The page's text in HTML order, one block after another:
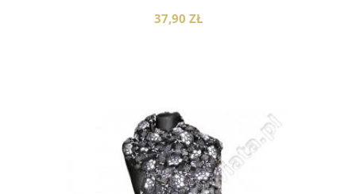
37,90 ZŁ
do koszyka